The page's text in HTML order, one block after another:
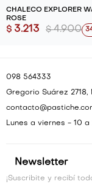
CHALECO EXPLORER
ROSE
$ 3.213 $ 4.900
Newsletter
¡Suscribite y recibí
098 564333
Gregorio Suárez 2718,
Lunes a viernes - 10